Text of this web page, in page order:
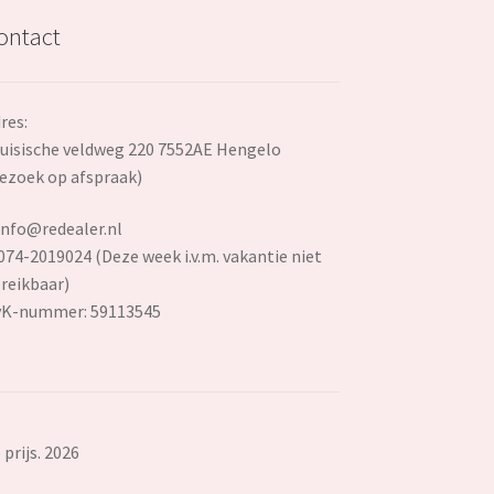
veldweg 220 7552AE Hengelo
op afspraak)
2019024 (Deze week i.v.m. vakantie niet
nummer: 59113545
2026